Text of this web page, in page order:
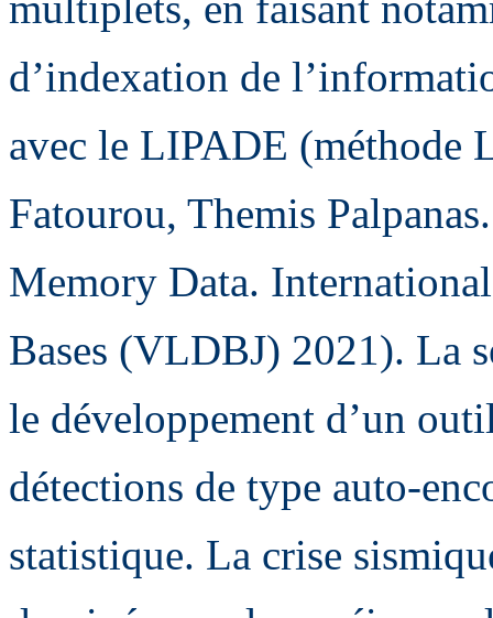
d’indexation de
avec le LIPADE (méthode
Fatourou, Themis
Memory Data.
Bases (VLDBJ) 2021). La
le développement d’un
détections de type auto-
statistique. La crise